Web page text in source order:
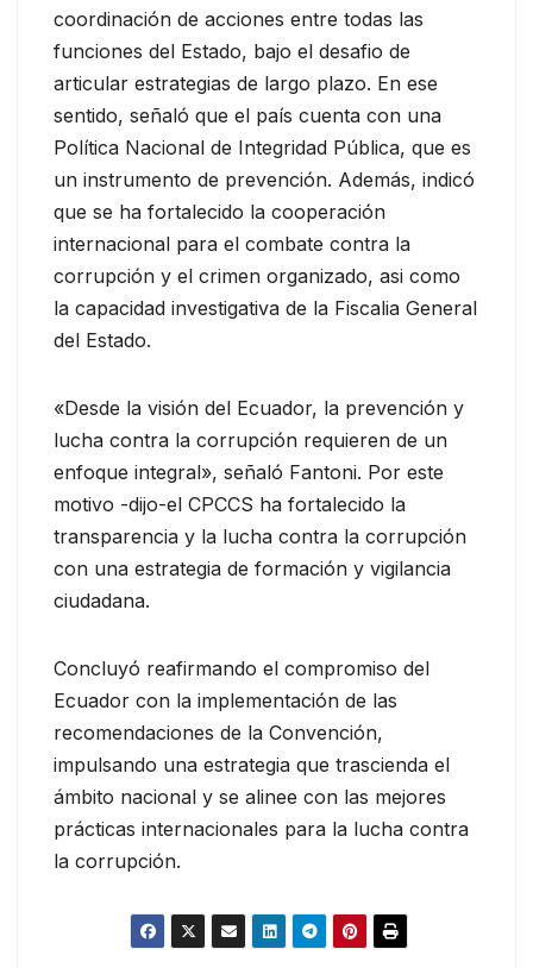
coordinación de acciones entre todas las
funciones del Estado, bajo el desafio de
articular estrategias de largo plazo. En ese
sentido, señaló que el país cuenta con una
Política Nacional de Integridad Pública, que es
un instrumento de prevención. Además, indicó
que se ha fortalecido la cooperación
internacional para el combate contra la
corrupción y el crimen organizado, asi como
la capacidad investigativa de la Fiscalia General
del Estado.
«Desde la visión del Ecuador, la prevención y
lucha contra la corrupción requieren de un
enfoque integral», señaló Fantoni. Por este
motivo -dijo-el CPCCS ha fortalecido la
transparencia y la lucha contra la corrupción
con una estrategia de formación y vigilancia
ciudadana.
Concluyó reafirmando el compromiso del
Ecuador con la implementación de las
recomendaciones de la Convención,
impulsando una estrategia que trascienda el
ámbito nacional y se alinee con las mejores
prácticas internacionales para la lucha contra
la corrupción.